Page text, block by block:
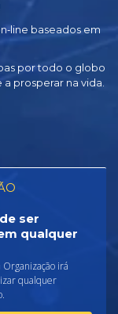
baseados em
por todo o globo
prosperar na vida.
ser
qualquer
Organização irá
qualquer